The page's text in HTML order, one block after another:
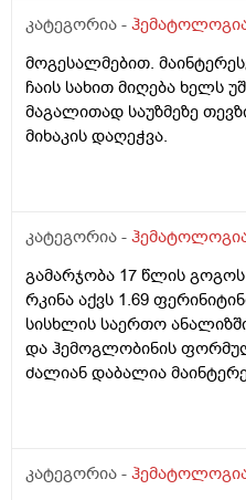
სქელი ნახველით
აგარ ვისხავდი
მტკიოდა და რავი
რენტგენზე სხვა რა
კატეგორია -
მოგესალმებით.
ჩაის სახით მიღება ხელს
მაგალითად საუზმეზე
მიხაკის დაღეჭვა.
კატეგორია -
გამარჯობა 17 წლის
რკინა აქვს 1.69
სისხლის საერთო
და ჰემოგლობინის
ძალიან დაბალია
ჰემატოლოგთან ვიზიტი
კატეგორია -